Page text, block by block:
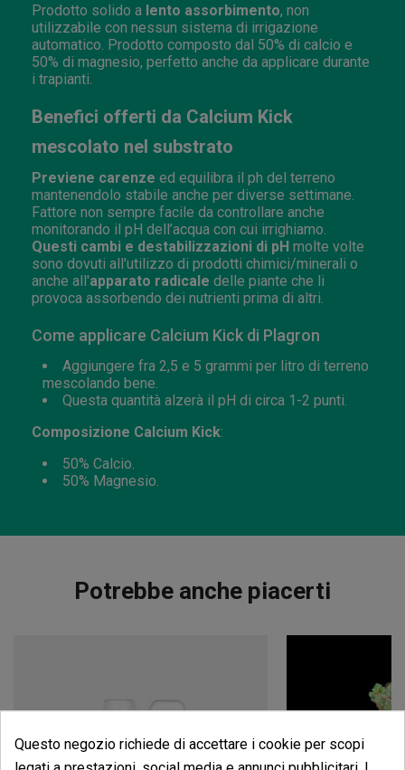
Prodotto solido a lento assorbimento, non
utilizzabile con nessun sistema di irrigazione
automatico. Prodotto composto dal 50% di calcio e
50% di magnesio, perfetto anche da applicare durante
i trapianti.
Benefici offerti da Calcium Kick
mescolato nel substrato
Previene carenze ed equilibra il ph del terreno
mantenendolo stabile anche per diverse settimane.
Fattore non sempre facile da controllare anche
monitorando il pH dell’acqua con cui irrighiamo.
Questi cambi e destabilizzazioni di pH molte volte
sono dovuti all'utilizzo di prodotti chimici/minerali o
anche all'apparato radicale delle piante che li
provoca assorbendo dei nutrienti prima di altri.
Come applicare Calcium Kick di Plagron
Aggiungere fra 2,5 e 5 grammi per litro di terreno
mescolando bene.
Questa quantità alzerà il pH di circa 1-2 punti.
Composizione Calcium Kick:
50% Calcio.
50% Magnesio.
Potrebbe anche piacerti
Questo negozio richiede di accettare i cookie per scopi